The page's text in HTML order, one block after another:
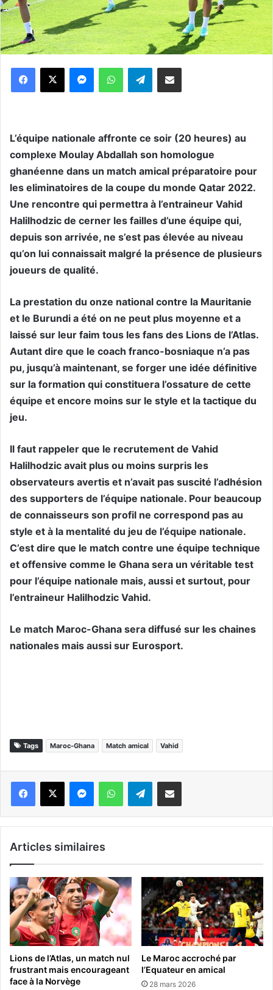
WhatsApp Telegram
L’équipe nationale affronte ce soir (20 heures) au
complexe Moulay Abdallah son homologue
ghanéenne dans un match amical préparatoire pour
les eliminatoires de la coupe du monde Qatar 2022.
Une rencontre qui permettra à l’entraineur Vahid
Halilhodzic de cerner les failles d’une équipe qui,
depuis son arrivée, ne s’est pas élevée au niveau
qu’on lui connaissait malgré la présence de plusieurs
joueurs de qualité.
La prestation du onze national contre la Mauritanie
et le Burundi a été on ne peut plus moyenne et a
laissé sur leur faim tous les fans des Lions de l’Atlas.
Autant dire que le coach franco-bosniaque n’a pas
pu, jusqu’à maintenant, se forger une idée définitive
sur la formation qui constituera l’ossature de cette
équipe et encore moins sur le style et la tactique du
jeu.
Il faut rappeler que le recrutement de Vahid
Halilhodzic avait plus ou moins surpris les
observateurs avertis et n’avait pas suscité l’adhésion
des supporters de l’équipe nationale. Pour beaucoup
de connaisseurs son profil ne correspond pas au
style et à la mentalité du jeu de l’équipe nationale.
C’est dire que le match contre une équipe technique
et offensive comme le Ghana sera un véritable test
pour l’équipe nationale mais, aussi et surtout, pour
l’entraineur Halilhodzic Vahid.
Le match Maroc-Ghana sera diffusé sur les chaines
nationales mais aussi sur Eurosport.
Tags Maroc-Ghana Match amical Vahid
WhatsApp Telegram
Articles similaires
Lions de l’Atlas, un match nul
frustrant mais encourageant
face à la Norvège
Le Maroc accroché par
l’Equateur en amical
28 mars 2026